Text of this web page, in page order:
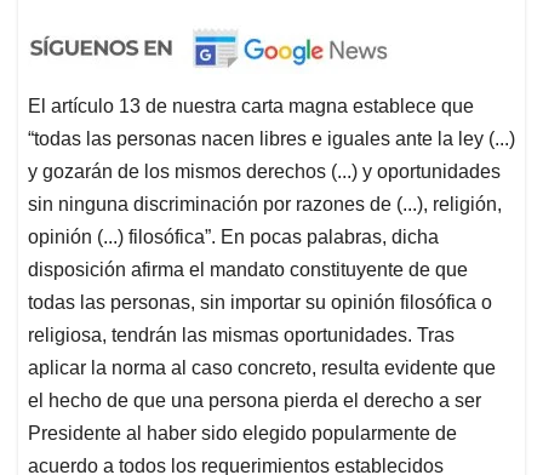
El artículo 13 de nuestra carta magna establece que
“todas las personas nacen libres e iguales ante la ley (...)
y gozarán de los mismos derechos (...) y oportunidades
sin ninguna discriminación por razones de (...), religión,
opinión (...) filosófica”. En pocas palabras, dicha
disposición afirma el mandato constituyente de que
todas las personas, sin importar su opinión filosófica o
religiosa, tendrán las mismas oportunidades. Tras
aplicar la norma al caso concreto, resulta evidente que
el hecho de que una persona pierda el derecho a ser
Presidente al haber sido elegido popularmente de
acuerdo a todos los requerimientos establecidos